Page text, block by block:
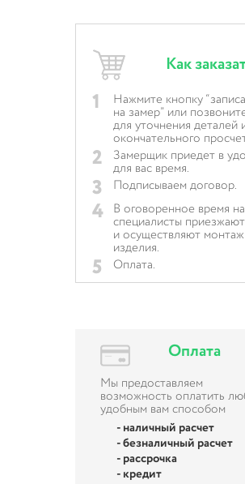
Как
1 Нажмите кнопку
на замер” или
для уточнения деталей
окончательного
2 Замерщик приедет в
для вас время.
3 Подписываем договор.
4 В оговоренное время
специалисты
и осуществляют монтаж
изделия.
5 Оплата.
Оплата
Мы предоставляем
возможность оплатить
удобным вам способом
- наличный расчет
- безналичный расчет
- рассрочка
- кредит